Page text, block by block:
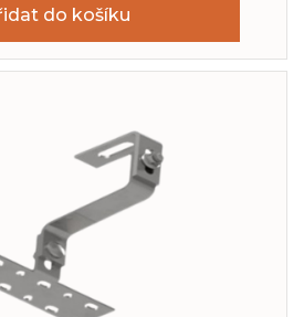
do košíku